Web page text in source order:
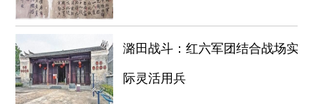
潞田战斗：红六军团结合战场实
际灵活用兵